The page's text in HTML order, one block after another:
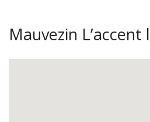
Mauvezin L’accent